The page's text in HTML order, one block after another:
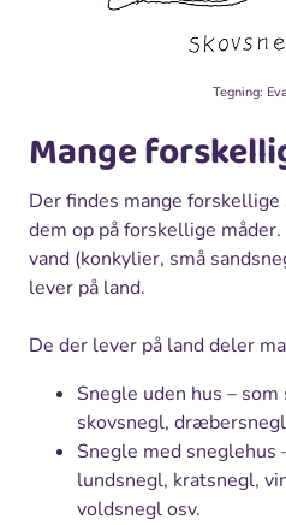
Tegning:
Mange
Der findes mange
dem op på forskellige
vand (konkylier, små
lever på land.
De der lever på land deler
Snegle uden hus –
skovsnegl,
Snegle med sneglehus
lundsnegl, kratsnegl,
voldsnegl osv.